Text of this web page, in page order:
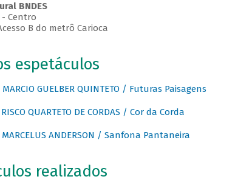
BNDES
- Centro
B do metrô Carioca
espetáculos
MARCIO GUELBER QUINTETO / Futuras Paisagens
RISCO QUARTETO DE CORDAS / Cor da Corda
MARCELUS ANDERSON / Sanfona Pantaneira
realizados